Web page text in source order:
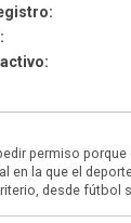
permiso
en la que el
desde fútbol